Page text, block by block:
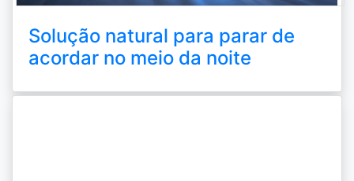
Solução natural para parar de
acordar no meio da noite